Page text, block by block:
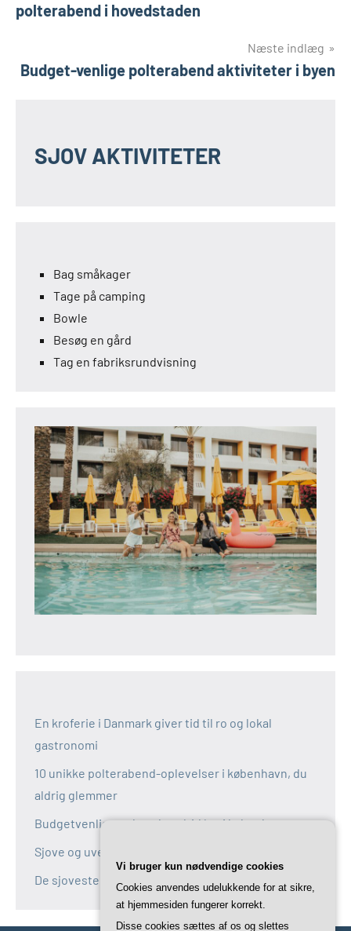
polterabend i hovedstaden
Næste indlæg
Budget-venlige polterabend aktiviteter i byen
SJOV AKTIVITETER
Bag småkager
Tage på camping
Bowle
Besøg en gård
Tag en fabriksrundvisning
En kroferie i Danmark giver tid til ro og lokal
gastronomi
10 unikke polterabend-oplevelser i københavn, du
aldrig glemmer
Budgetvenlige polterabend-idéer i københavn
Sjove og uventede polterabend-idéer i københavn
De sjoveste aktiviteter til polterabend i københavn
Vi bruger kun nødvendige cookies
Cookies anvendes udelukkende for at sikre,
at hjemmesiden fungerer korrekt.
Disse cookies sættes af os og slettes